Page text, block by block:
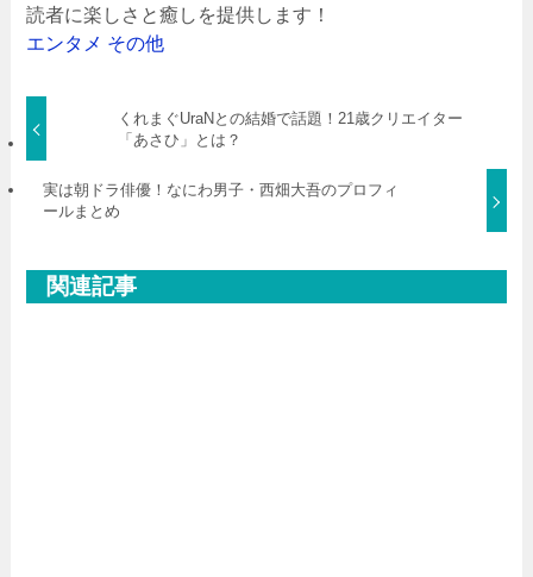
読者に楽しさと癒しを提供します！
エンタメ その他
くれまぐUraNとの結婚で話題！21歳クリエイター
「あさひ」とは？
実は朝ドラ俳優！なにわ男子・西畑大吾のプロフィ
ールまとめ
関連記事